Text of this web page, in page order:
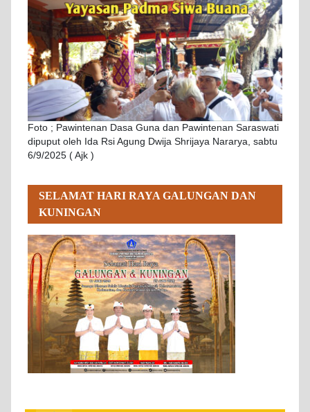
Foto ; Pawintenan Dasa Guna dan Pawintenan Saraswati
dipuput oleh Ida Rsi Agung Dwija Shrijaya Nararya, sabtu
6/9/2025 ( Ajk )
SELAMAT HARI RAYA GALUNGAN DAN
KUNINGAN